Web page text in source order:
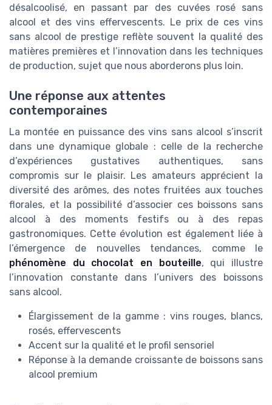
désalcoolisé, en passant par des cuvées rosé sans
alcool et des vins effervescents. Le prix de ces vins
sans alcool de prestige reflète souvent la qualité des
matières premières et l’innovation dans les techniques
de production, sujet que nous aborderons plus loin.
Une réponse aux attentes
contemporaines
La montée en puissance des vins sans alcool s’inscrit
dans une dynamique globale : celle de la recherche
d’expériences gustatives authentiques, sans
compromis sur le plaisir. Les amateurs apprécient la
diversité des arômes, des notes fruitées aux touches
florales, et la possibilité d’associer ces boissons sans
alcool à des moments festifs ou à des repas
gastronomiques. Cette évolution est également liée à
l’émergence de nouvelles tendances, comme le
phénomène du chocolat en bouteille, qui illustre
l’innovation constante dans l’univers des boissons
sans alcool.
Élargissement de la gamme : vins rouges, blancs,
rosés, effervescents
Accent sur la qualité et le profil sensoriel
Réponse à la demande croissante de boissons sans
alcool premium